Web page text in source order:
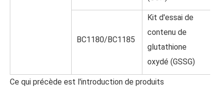
BC1180/BC1185
Kit d'essai de
contenu de
glutathione
oxydé (GSSG)
Ce qui précède est l'introduction de produits